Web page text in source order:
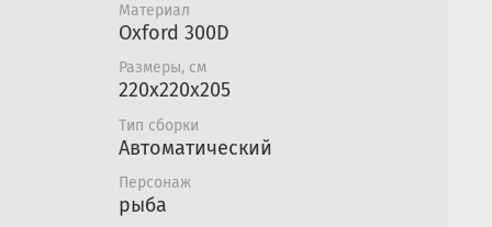
синтетической ткани Oxford 300PU,
пропитку и влагостойкость 2000
издалека и поможет быстро вернуться
отошел от нее на значительное
Материал
Oxford 300D
Размеры, см
220х220х205
Тип сборки
Автоматический
Персонаж
рыба